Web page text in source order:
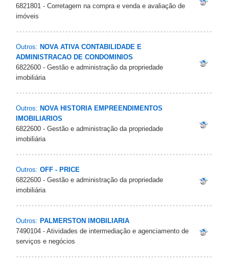
6821801 - Corretagem na compra e venda e avaliação de
imóveis
Outros: NOVA ATIVA CONTABILIDADE E
ADMINISTRACAO DE CONDOMINIOS
6822600 - Gestão e administração da propriedade
imobiliária
Outros: NOVA HISTORIA EMPREENDIMENTOS
IMOBILIARIOS
6822600 - Gestão e administração da propriedade
imobiliária
Outros: OFF - PRICE
6822600 - Gestão e administração da propriedade
imobiliária
Outros: PALMERSTON IMOBILIARIA
7490104 - Atividades de intermediação e agenciamento de
serviços e negócios